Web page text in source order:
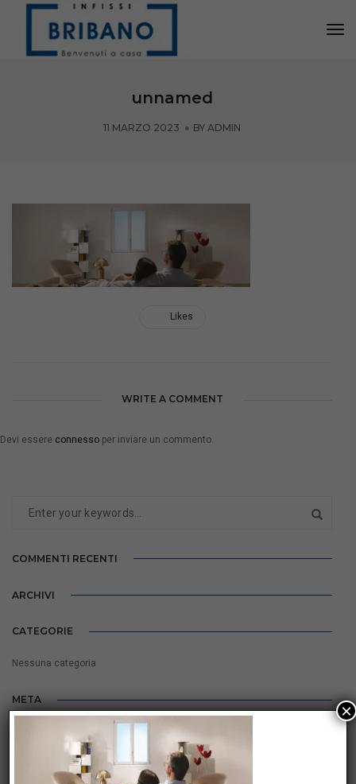
unnamed
11 MARZO 2023 BY ADMIN
Likes
WRITE A COMMENT
Devi essere connesso per inviare un commento.
COMMENTI RECENTI
ARCHIVI
CATEGORIE
Nessuna categoria
META
Feed dei contenuti
×